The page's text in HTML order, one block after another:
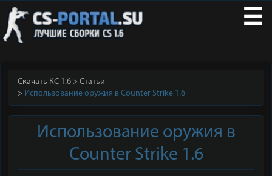
☰
Скачать КС 1.6
Статьи
Использование оружия в Counter Strike 1.6
Использование оружия в
Counter Strike 1.6